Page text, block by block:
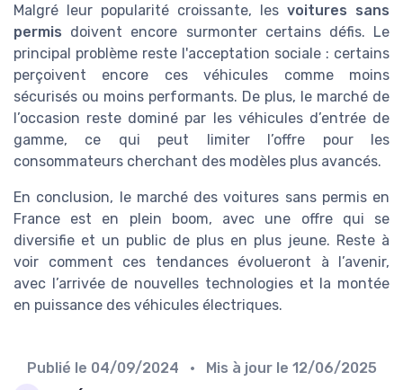
Malgré leur popularité croissante, les voitures sans
permis doivent encore surmonter certains défis. Le
principal problème reste l'acceptation sociale : certains
perçoivent encore ces véhicules comme moins
sécurisés ou moins performants. De plus, le marché de
l’occasion reste dominé par les véhicules d’entrée de
gamme, ce qui peut limiter l’offre pour les
consommateurs cherchant des modèles plus avancés.
En conclusion, le marché des voitures sans permis en
France est en plein boom, avec une offre qui se
diversifie et un public de plus en plus jeune. Reste à
voir comment ces tendances évolueront à l’avenir,
avec l’arrivée de nouvelles technologies et la montée
en puissance des véhicules électriques.
Publié le 04/09/2024 • Mis à jour le 12/06/2025